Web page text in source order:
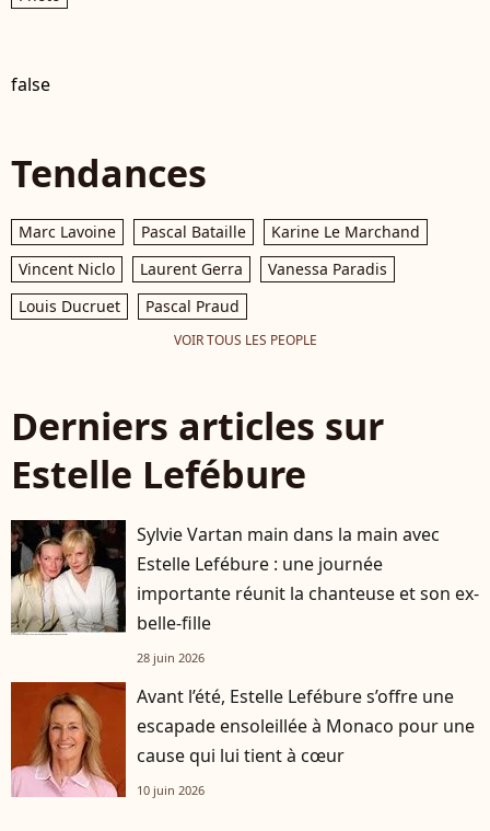
false
Tendances
Marc Lavoine Pascal Bataille
Karine Le Marchand
Vincent Niclo
Laurent Gerra
Vanessa Paradis
Louis Ducruet
Pascal Praud
VOIR TOUS LES PEOPLE
Derniers articles sur
Estelle Lefébure
Sylvie Vartan main dans la main avec
Estelle Lefébure : une journée
importante réunit la chanteuse et son ex-
belle-fille
28 juin 2026
Avant l’été, Estelle Lefébure s’offre une
escapade ensoleillée à Monaco pour une
cause qui lui tient à cœur
10 juin 2026